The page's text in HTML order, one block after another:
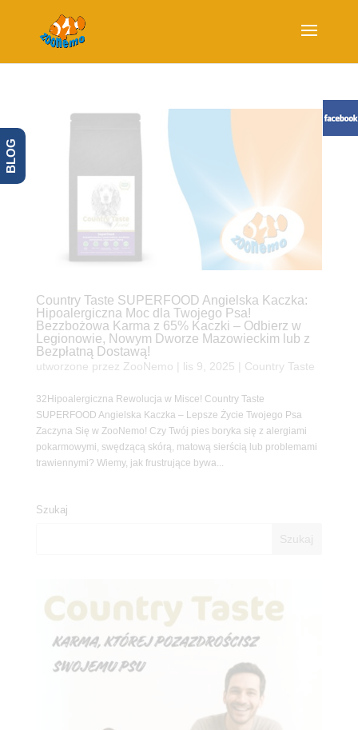
Country Taste SUPERFOOD Angielska Kaczka:
Hipoalergiczna Moc dla Twojego Psa!
Bezzbożowa Karma z 65% Kaczki – Odbierz w
Legionowie, Nowym Dworze Mazowieckim lub z
Bezpłatną Dostawą!
utworzone przez ZooNemo lis 9, 2025 Country Taste
32Hipoalergiczna Rewolucja w Misce! Country Taste
SUPERFOOD Angielska Kaczka – Lepsze Życie Twojego Psa
Zaczyna Się w ZooNemo! Czy Twój pies boryka się z alergiami
pokarmowymi, swędzącą skórą, matową sierścią lub problemami
trawiennymi? Wiemy, jak frustrujące bywa...
Szukaj
BLOG